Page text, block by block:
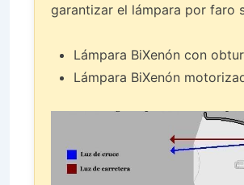
garantizar el lámpara por faro
Lámpara BiXenón con
Lámpara BiXenón